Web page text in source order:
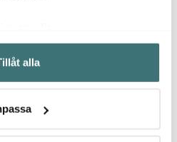
din geografiska plats som
på upp till flera meter
att aktivt skanna den för
personliga uppgifter
alla
av våra kunder